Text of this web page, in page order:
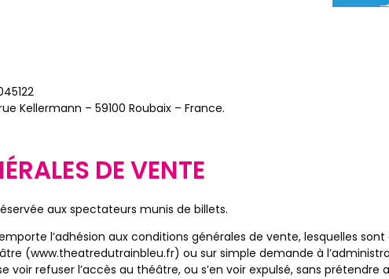
Kellermann – 59100 Roubaix – France.
DE VENTE
aux spectateurs munis de billets.
l’adhésion aux conditions générales de vente, lesquelles
(www.theatredutrainbleu.fr) ou sur simple demande à
voir refuser l’accès au théâtre, ou s’en voir expulsé, sans